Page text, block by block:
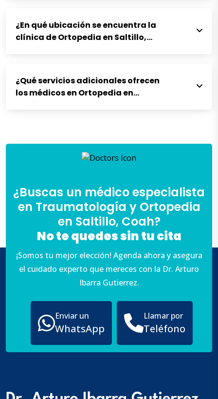
¿En qué ubicación se encuentra la
clínica de Ortopedia en Saltillo,
¿Qué servicios adicionales ofrecen
los médicos en Ortopedia en
Saltillo?
¿Buscas un médico especialista
en Traumatología y Ortopedia
en Saltillo, Coah?
No te quedes sin tu cita
¡Somos tu mejor elección! Agenda ahora y asegura
el cuidado experto que mereces con la Dr. Arturo
Ibarra Gutierrez.
Enviar un
WhatsApp
Llamar por
Teléfono